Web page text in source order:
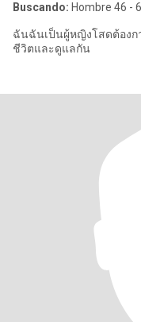
Buscando: Hombre 46 -
ฉันฉันเป็นผู้หญิงโสดต้องก
ชีวิตและดูแลกัน